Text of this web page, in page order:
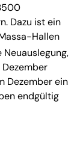
Dazu ist ein
Hallen
Neuauslegung,
Dezember ein
endgültig